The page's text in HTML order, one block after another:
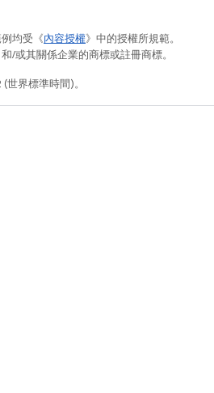
均受《內容授權》中的授權所規範。
/或其關係企業的商標或註冊商標。
界標準時間)。